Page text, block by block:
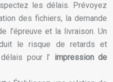
les délais. Prévoyez
des fichiers, la demande
l’épreuve et la livraison. Un
le risque de retards et
pour l’ impression de